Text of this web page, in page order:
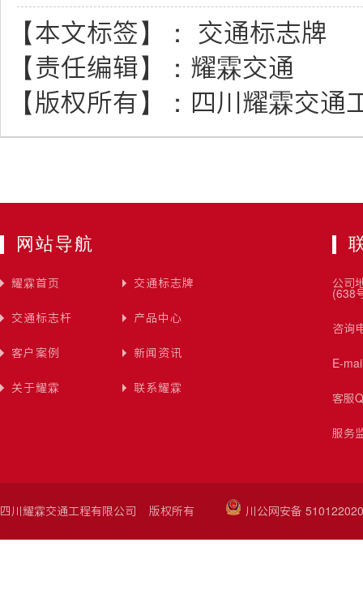
【本文标签】：
交通标志牌
【责任编辑】： 耀霖交通
【版权所有】： 四川耀霖交通
网站导航
耀霖首页 交通标志牌
交通标志杆 产品中心
客户案例 新闻资讯
关于耀霖 联系耀霖
公司
(638
咨询
E-
客服
服务
四川耀霖交通工程有限公司 版权所有 川公网安备